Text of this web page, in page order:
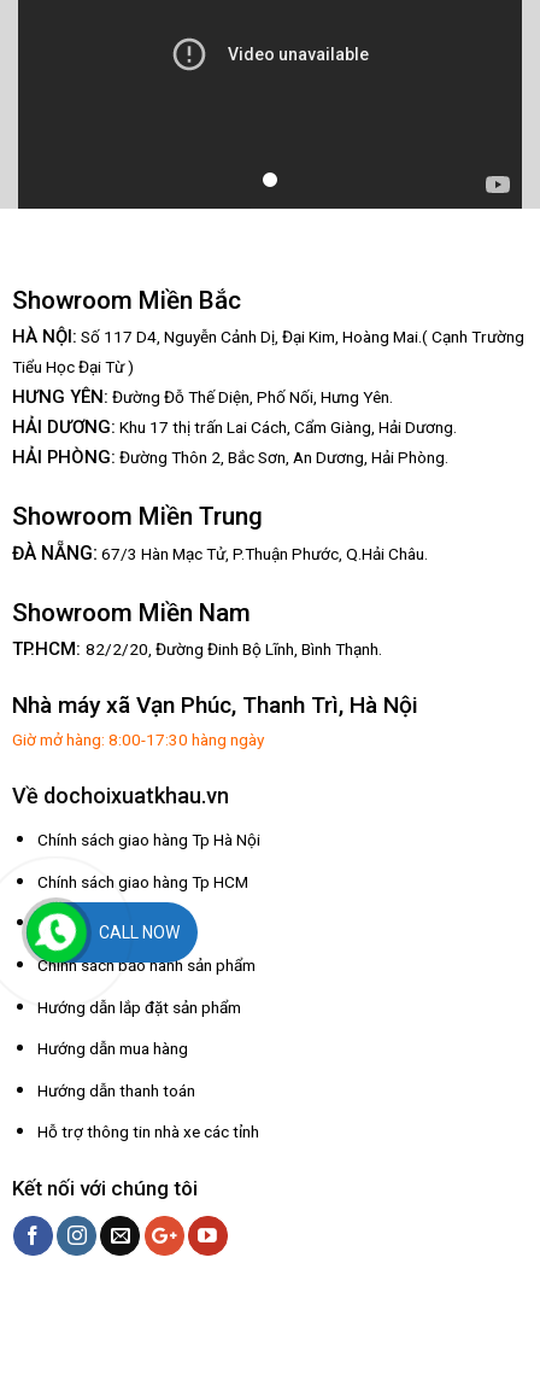
Showroom Miền Bắc
HÀ NỘI: Số 117 D4, Nguyễn Cảnh Dị, Đại Kim, Hoàng Mai.( Cạnh Trường
Tiểu Học Đại Từ )
HƯNG YÊN: Đường Đỗ Thế Diện, Phố Nối, Hưng Yên.
HẢI DƯƠNG: Khu 17 thị trấn Lai Cách, Cẩm Giàng, Hải Dương.
HẢI PHÒNG: Đường Thôn 2, Bắc Sơn, An Dương, Hải Phòng.
Showroom Miền Trung
ĐÀ NẴNG: 67/3 Hàn Mạc Tử, P.Thuận Phước, Q.Hải Châu.
Showroom Miền Nam
TP.HCM: 82/2/20, Đường Đinh Bộ Lĩnh, Bình Thạnh.
Nhà máy xã Vạn Phúc, Thanh Trì, Hà Nội
Giờ mở hàng: 8:00-17:30 hàng ngày
Về dochoixuatkhau.vn
Chính sách giao hàng Tp Hà Nội
Chính sách giao hàng Tp HCM
Chính sách đổi trả
Chính sách bảo hành sản phẩm
Hướng dẫn lắp đặt sản phẩm
Hướng dẫn mua hàng
Hướng dẫn thanh toán
Hỗ trợ thông tin nhà xe các tỉnh
Kết nối với chúng tôi
CALL NOW